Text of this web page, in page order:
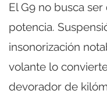
El G9 no busca
potencia.
insonorización
volante lo
devorador de